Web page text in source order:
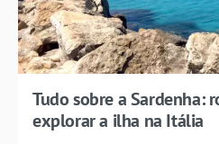
Tudo sobre a Sardenha:
explorar a ilha na Itália